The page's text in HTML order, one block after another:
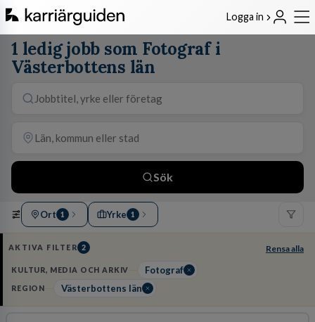
Logga in
1 ledig jobb som Fotograf i
Västerbottens län
Sök
Ort 1 Yrke 1
AKTIVA FILTER 2 Rensa alla
KULTUR, MEDIA OCH ARKIV Fotograf
REGION Västerbottens län